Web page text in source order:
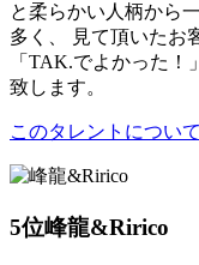
と柔らかい人柄から
多く、 見て頂いたお客様、ご依頼頂いたお客様双方に
「TAK.でよかった
致します。
このタレントについ
5位峰龍&Ririco